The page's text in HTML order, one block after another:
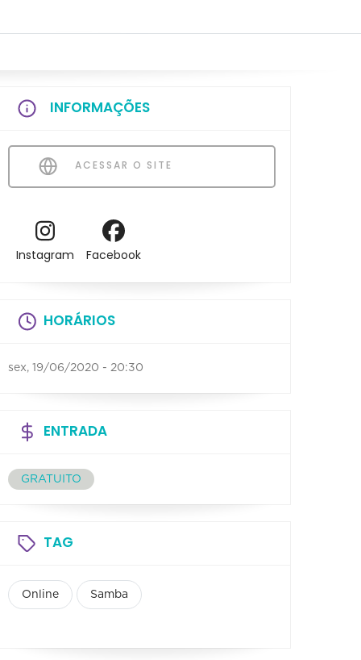
INFORMAÇÕES
ACESSAR O SITE
Instagram Facebook
HORÁRIOS
sex, 19/06/2020 - 20:30
ENTRADA
GRATUITO
TAG
Online Samba